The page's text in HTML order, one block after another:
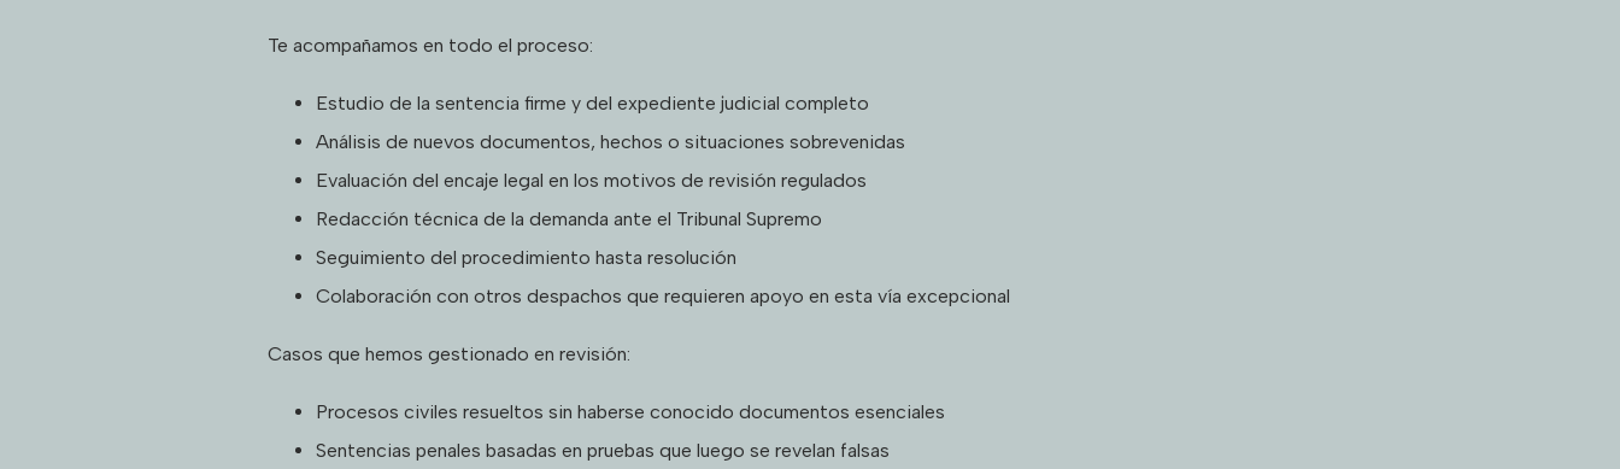
Te acompañamos en todo el proceso:
Estudio de la sentencia firme y del expediente judicial completo
Análisis de nuevos documentos, hechos o situaciones sobrevenidas
Evaluación del encaje legal en los motivos de revisión regulados
Redacción técnica de la demanda ante el Tribunal Supremo
Seguimiento del procedimiento hasta resolución
Colaboración con otros despachos que requieren apoyo en esta vía excepcional
Casos que hemos gestionado en revisión:
Procesos civiles resueltos sin haberse conocido documentos esenciales
Sentencias penales basadas en pruebas que luego se revelan falsas